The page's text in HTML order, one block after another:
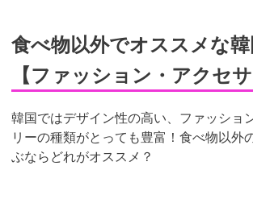
食べ物以外でオススメな
【ファッション・アクセサ
韓国ではデザイン性の高い、ファッショ
リーの種類がとっても豊富！食べ物以外
ぶならどれがオススメ？